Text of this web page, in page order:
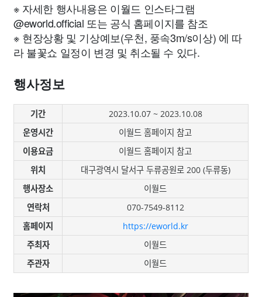
※ 자세한 행사내용은 이월드 인스타그램
@eworld.official 또는 공식 홈페이지를 참조
※ 현장상황 및 기상예보(우천, 풍속3m/s이상) 에 따
라 불꽃쇼 일정이 변경 및 취소될 수 있다.
행사정보
기간
2023.10.07 ~ 2023.10.08
운영시간
이월드 홈페이지 참고
이용요금
이월드 홈페이지 참고
위치
대구광역시 달서구 두류공원로 200 (두류동)
행사장소
이월드
연락처
070-7549-8112
홈페이지
https://eworld.kr
주최자
이월드
주관자
이월드